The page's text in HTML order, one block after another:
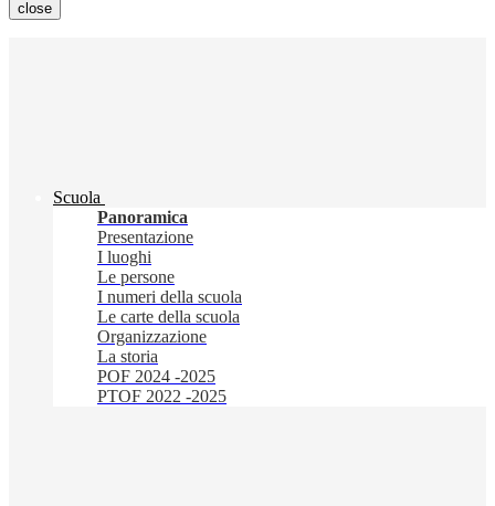
close
Scuola
Panoramica
Presentazione
I luoghi
Le persone
I numeri della scuola
Le carte della scuola
Organizzazione
La storia
POF 2024 -2025
PTOF 2022 -2025